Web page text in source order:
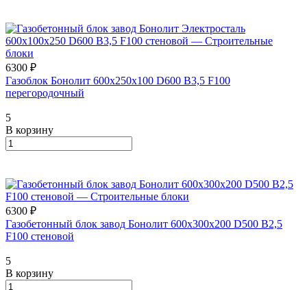
6300 ₽
Газоблок Бонолит 600х250х100 D600 B3,5 F100
перегородочный
5
В корзину
6300 ₽
Газобетонный блок завод Бонолит 600х300х200 D500 B2,5
F100 стеновой
5
В корзину